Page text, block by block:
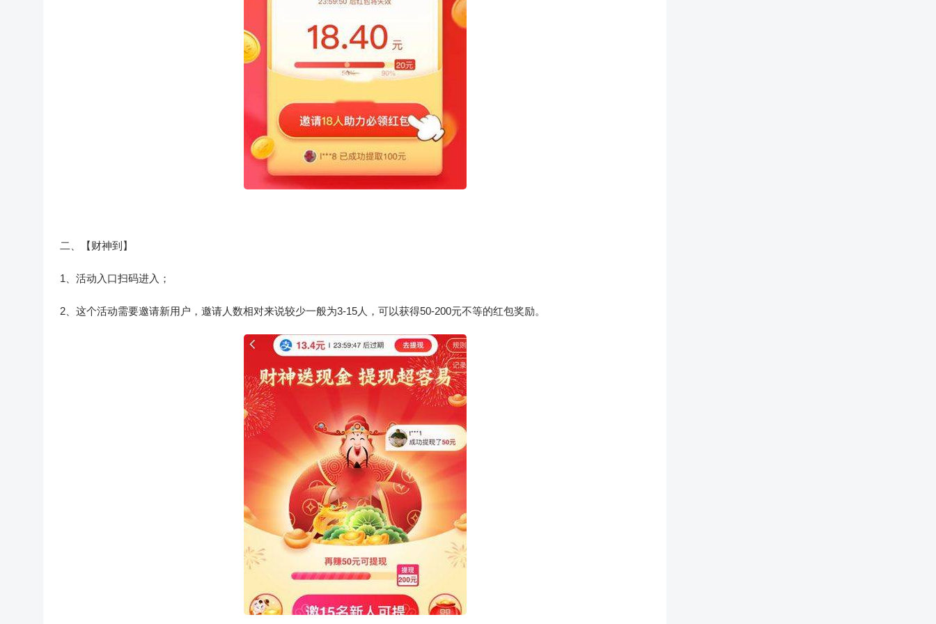
二、【财神到】
1、活动入口扫码进入；
2、这个活动需要邀请新用户，邀请人数相对来说较少一般为3-15人，可以获得50-200元不等的红包奖励。